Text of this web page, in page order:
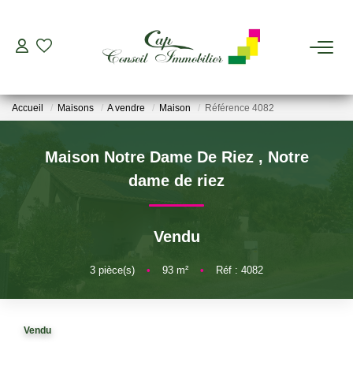
LOUER
VIAGER
Accueil Maisons A vendre Maison Référence 4082
Maison Notre Dame De Riez , Notre
dame de riez
Vendu
3 pièce(s) • 93 m² • Réf : 4082
Vendu